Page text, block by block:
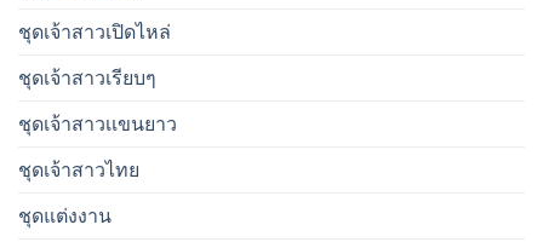
ชุดเจ้าสาวเปิดไหล่
ชุดเจ้าสาวเรียบๆ
ชุดเจ้าสาวเเขนยาว
ชุดเจ้าสาวไทย
ชุดแต่งงาน